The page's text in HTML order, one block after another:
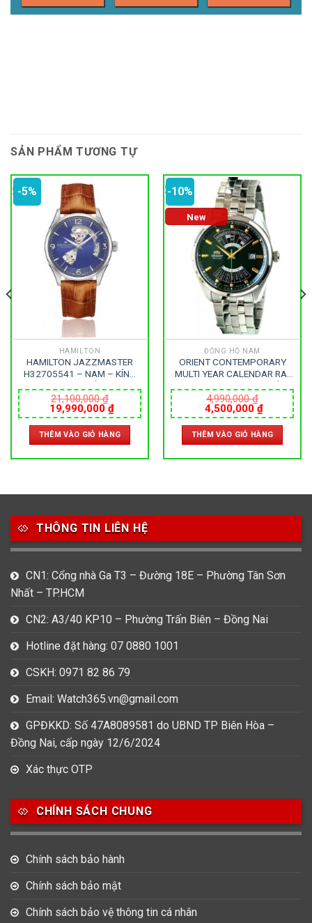
SẢN PHẨM TƯƠNG TỰ
-5%
HAMILTON
HAMILTON JAZZMASTER
H32705541 – NAM – KÍNH
AUTOMATIC – SIZE 42MM –
MÁY THỤY SỸ
21,100,000₫
Giá
gốc
là:
21,100,000 ₫.
19,990,000₫Giá
hiện
tại
là:
19,990,000 ₫.
THÊM VÀO GIỎ HÀNG
-10%
New
ĐỒNG HỒ NAM
ORIENT CONTEMPORARY
MULTI YEAR CALENDAR RA-
KHOÁNG – DÂY KIM LOẠI –
AUTOMATIC – SIZE 43.5MM
– MÁY NHẬT
4,990,000₫
Giá
gốc
là:
4,990,000 ₫.
4,500,000₫Giá
hiện
tại
là:
THÊM VÀO GIỎ HÀNG
THÔNG TIN LIÊN HỆ
CN1: Cổng nhà Ga T3 – Đường 18E – Phường Tân Sơn
Nhất – TP.HCM
CN2: A3/40 KP10 – Phường Trấn Biên – Đồng Nai
Hotline đặt hàng: 07 0880 1001
CSKH: 0971 82 86 79
Email: Watch365.vn@gmail.com
GPĐKKD: Số 47A8089581 do UBND TP Biên Hòa –
Đồng Nai, cấp ngày 12/6/2024
Xác thực OTP
CHÍNH SÁCH CHUNG
Chính sách bảo hành
Chính sách bảo mật
Chính sách bảo vệ thông tin cá nhân